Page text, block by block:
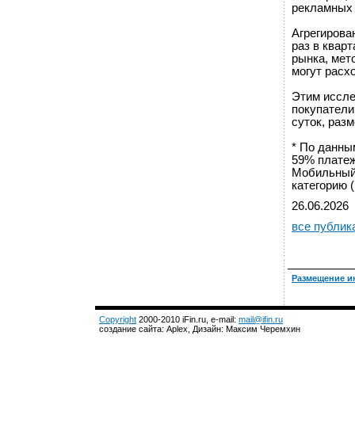
рекламных
раз в
рынка,
могут
Этим
суток,
* По
59%
категорию
26.06.2026
все
Размещение
Copyright 2000-2010 iFin.ru, e-mail: mail@ifin.ru
создание сайта: Aplex, Дизайн: Максим Черемхин